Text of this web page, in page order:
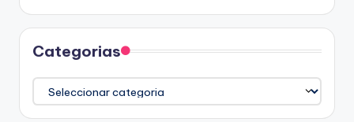
Categorias
Categorias